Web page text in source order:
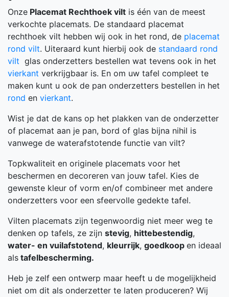
Onze Placemat Rechthoek vilt is één van de meest
verkochte placemats. De standaard placemat
rechthoek vilt hebben wij ook in het rond, de placemat
rond vilt. Uiteraard kunt hierbij ook de standaard rond
vilt glas onderzetters bestellen wat tevens ook in het
vierkant verkrijgbaar is. En om uw tafel compleet te
maken kunt u ook de pan onderzetters bestellen in het
rond en vierkant.
Wist je dat de kans op het plakken van de onderzetter
of placemat aan je pan, bord of glas bijna nihil is
vanwege de waterafstotende functie van vilt?
Topkwaliteit en originele placemats voor het
beschermen en decoreren van jouw tafel. Kies de
gewenste kleur of vorm en/of combineer met andere
onderzetters voor een sfeervolle gedekte tafel.
Vilten placemats zijn tegenwoordig niet meer weg te
denken op tafels, ze zijn stevig, hittebestendig,
water- en vuilafstotend, kleurrijk, goedkoop en ideaal
als tafelbescherming.
Heb je zelf een ontwerp maar heeft u de mogelijkheid
niet om dit als onderzetter te laten produceren? Wij